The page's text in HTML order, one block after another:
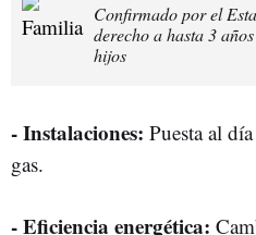
Confirmado por el
derecho a hasta 3
hijos
- Instalaciones: Puesta al
gas.
- Eficiencia energética: